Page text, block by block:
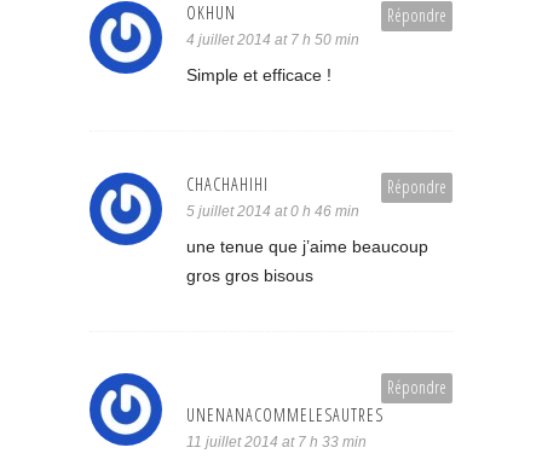
Répondre
OKHUN
4 juillet 2014 at 7 h 50 min
Simple et efficace !
Répondre
CHACHAHIHI
5 juillet 2014 at 0 h 46 min
une tenue que j’aime beaucoup
gros gros bisous
Répondre
UNENANACOMMELESAUTRES
11 juillet 2014 at 7 h 33 min